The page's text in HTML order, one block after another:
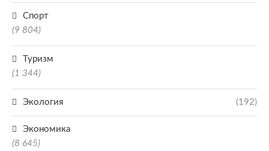
Спорт
(9 804)
Туризм
(1 344)
Экология (192)
Экономика
(8 645)